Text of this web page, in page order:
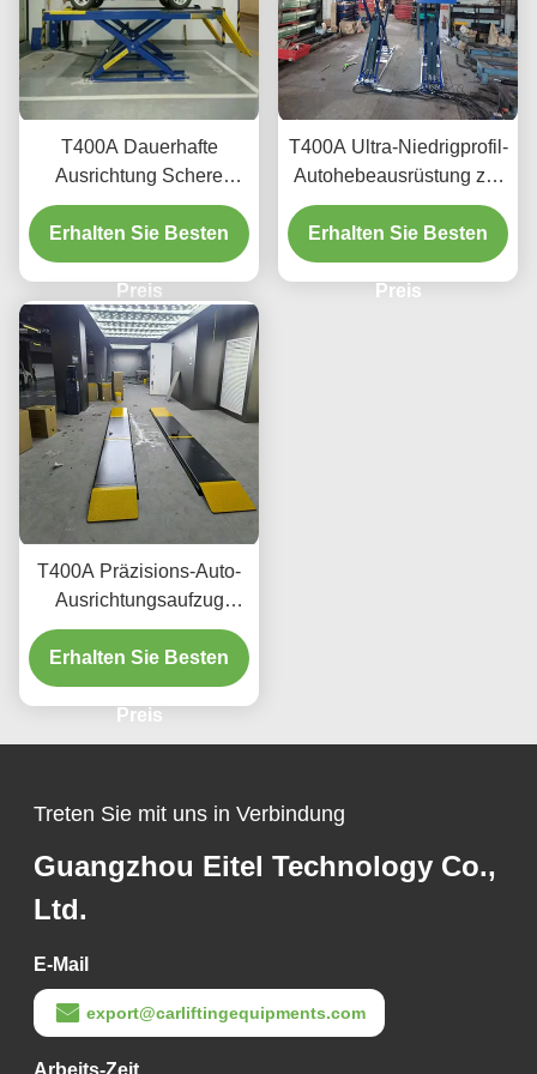
T400A Dauerhafte
Ausrichtung Schere
Heben 4000kg mit
glattem Heben
Erhalten Sie Besten
Preis
T400A Ultra-Niedrigprofil-
Autohebeausrüstung zur
Ausrichtung und Wartung
Erhalten Sie Besten
Preis
T400A Präzisions-Auto-
Ausrichtungsaufzug
380V/220V mit niedrigem
Profil
Erhalten Sie Besten
Preis
Treten Sie mit uns in Verbindung
Guangzhou Eitel Technology Co.,
Ltd.
E-Mail
export@carliftingequipments.com